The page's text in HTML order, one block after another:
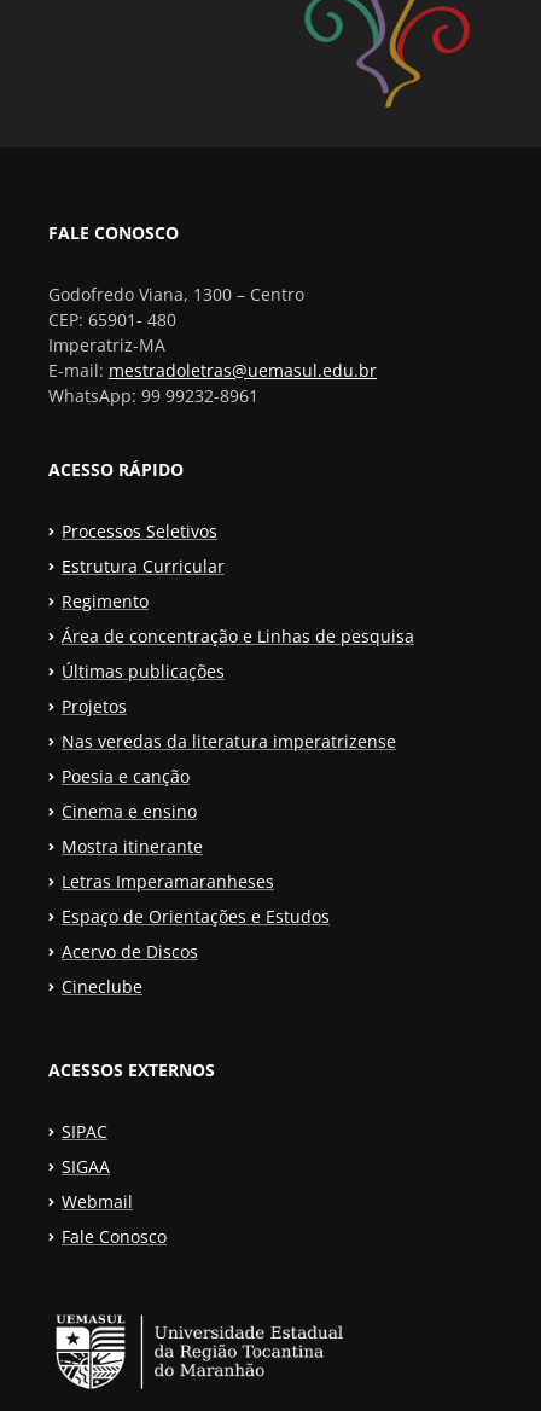
FALE CONOSCO
Godofredo Viana, 1300 – Centro
CEP: 65901- 480
Imperatriz-MA
E-mail: mestradoletras@uemasul.edu.br
WhatsApp: 99 99232-8961
ACESSO RÁPIDO
Processos Seletivos
Estrutura Curricular
Regimento
Área de concentração e Linhas de pesquisa
Últimas publicações
Projetos
Nas veredas da literatura imperatrizense
Poesia e canção
Cinema e ensino
Mostra itinerante
Letras Imperamaranheses
Espaço de Orientações e Estudos
Acervo de Discos
Cineclube
ACESSOS EXTERNOS
SIPAC
SIGAA
Webmail
Fale Conosco